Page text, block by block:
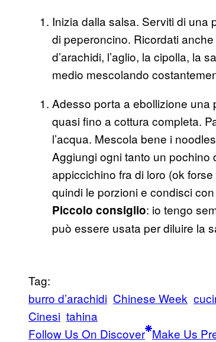
Inizia dalla salsa. Serviti di una
di peperoncino. Ricordati
d’arachidi, l’aglio, la cipolla, la
medio mescolando
Adesso porta a ebollizione una
quasi fino a cottura completa.
l’acqua. Mescola bene i
Aggiungi ogni tanto un pochino
appiccichino fra di loro (ok
quindi le porzioni e condisci
Piccolo consiglio: io tengo
può essere usata per diluire la
Tag:
burro d’arachidi Chinese Week
Cinesi tahina
Follow Us On Discover Make Us